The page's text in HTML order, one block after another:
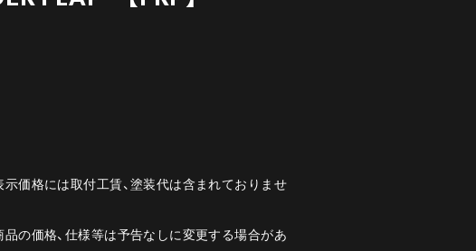
価格には取付工賃、塗装代は含まれておりませ
の価格、仕様等は予告なしに変更する場合があ